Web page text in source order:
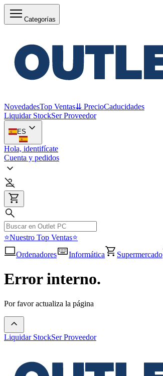
Categorías
NovedadesTop Ventas⇊ PrecioCaducidades
Liquidar StockSer Proveedor
ES
Hola, identifícate
Cuenta y pedidos
⭐Nuestro Top Ventas⭐
Ordenadores
Informática Supermercado
Error interno.
Por favor actualiza la página
Liquidar StockSer Proveedor